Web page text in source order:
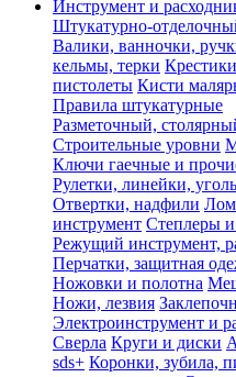
Инструмент и
Штукатурно-
Валики, ванночки,
кельмы, терки
пистолеты Кисти
Правила штукатурные
Разметочный,
Строительные уровни
Ключи гаечные и
Рулетки, линейки,
Отвертки, надфили
инструмент Степлеры
Режущий инструмент,
Перчатки, защитная
Ножовки и полотна
Ножи, лезвия
Электроинструмент и
Сверла Круги и диски
sds+ Коронки, зубила,